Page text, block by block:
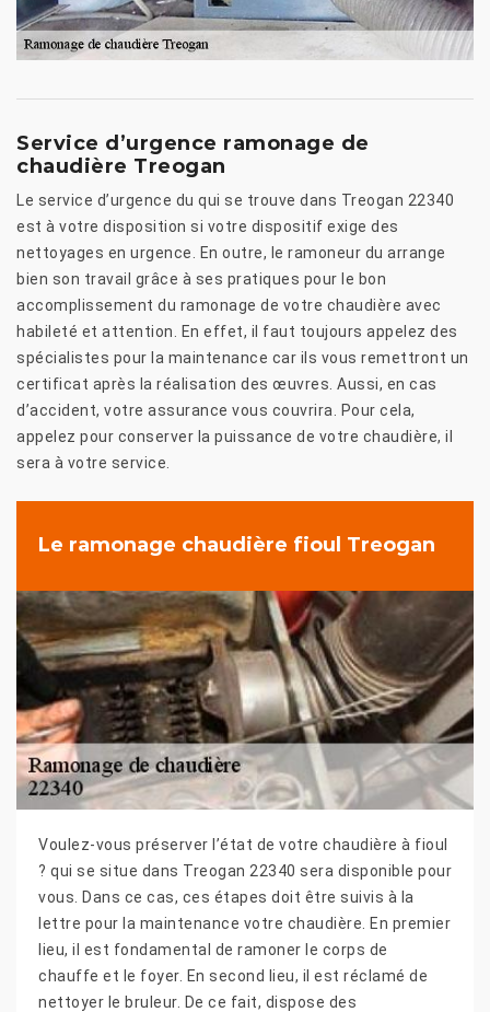
Service d’urgence ramonage de
chaudière Treogan
Le service d’urgence du qui se trouve dans Treogan 22340
est à votre disposition si votre dispositif exige des
nettoyages en urgence. En outre, le ramoneur du arrange
bien son travail grâce à ses pratiques pour le bon
accomplissement du ramonage de votre chaudière avec
habileté et attention. En effet, il faut toujours appelez des
spécialistes pour la maintenance car ils vous remettront un
certificat après la réalisation des œuvres. Aussi, en cas
d’accident, votre assurance vous couvrira. Pour cela,
appelez pour conserver la puissance de votre chaudière, il
sera à votre service.
Le ramonage chaudière fioul Treogan
Voulez-vous préserver l’état de votre chaudière à fioul
? qui se situe dans Treogan 22340 sera disponible pour
vous. Dans ce cas, ces étapes doit être suivis à la
lettre pour la maintenance votre chaudière. En premier
lieu, il est fondamental de ramoner le corps de
chauffe et le foyer. En second lieu, il est réclamé de
nettoyer le bruleur. De ce fait, dispose des